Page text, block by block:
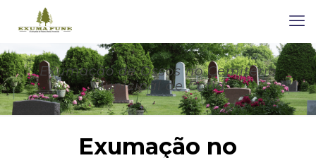
Exumação de Ossos no Cemitério
Municipal de Cotia
Exumação no